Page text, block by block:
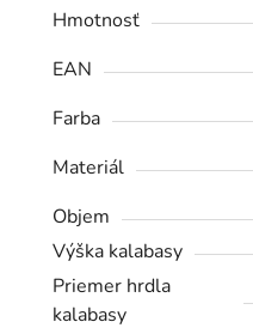
Hmotnosť
EAN
Farba
Materiál
Objem
Výška kalabasy
Priemer hrdla
kalabasy